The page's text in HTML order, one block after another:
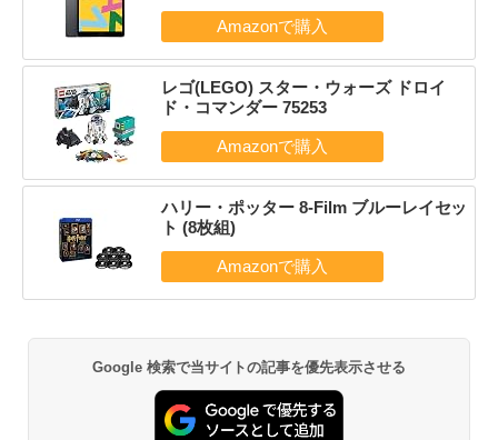
レゴ(LEGO) スター・ウォーズ ドロイ
ド・コマンダー 75253
ハリー・ポッター 8-Film ブルーレイセッ
ト (8枚組)
Google 検索で当サイトの記事を優先表示させる